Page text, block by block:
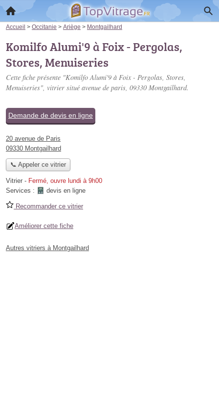
Accueil > Occitanie > Ariège > Montgailhard
Komilfo Alumi'9 à Foix - Pergolas,
Stores, Menuiseries
Cette fiche présente "Komilfo Alumi'9 à Foix - Pergolas, Stores,
Menuiseries", vitrier situé avenue de paris, 09330 Montgailhard.
Demande de devis en ligne
20 avenue de Paris
09330 Montgailhard
📞 Appeler ce vitrier
Vitrier - Fermé, ouvre lundi à 9h00
Services :
devis en ligne
Recommander ce vitrier
Améliorer cette fiche
Autres vitriers à Montgailhard